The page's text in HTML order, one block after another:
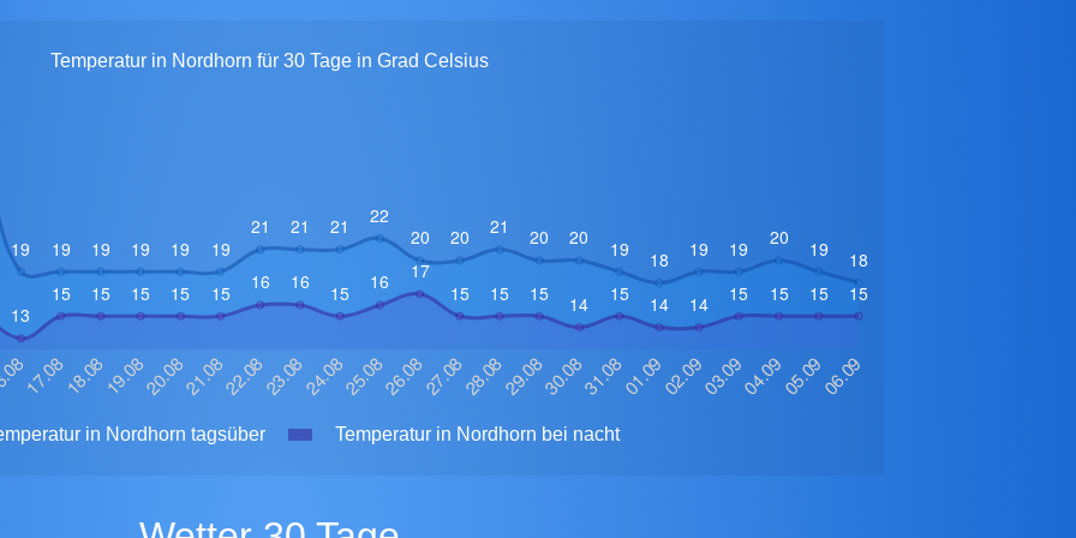
Temperatur in Nordhorn für 30 Tage in Grad Celsius
in Nordhorn tagsüber Temperatur in Nordhorn bei nacht